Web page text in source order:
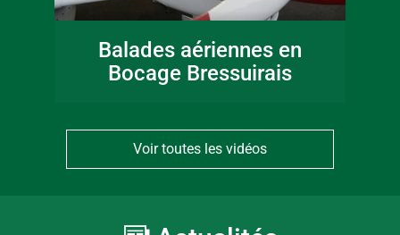
Balades aériennes en
Bocage Bressuirais
Voir toutes les vidéos